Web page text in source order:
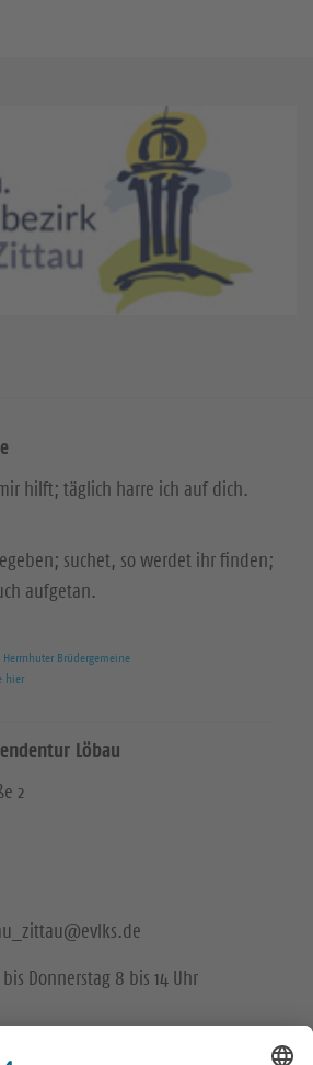
hilft; täglich harre ich auf dich.
suchet, so werdet ihr finden;
aufgetan.
Brüdergemeine
hier
Löbau
2
Donnerstag 8 bis 14 Uhr